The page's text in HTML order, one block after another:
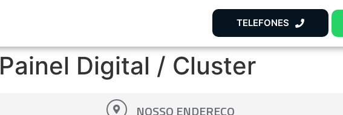
TELEFONES
Painel Digital / Cluster
NOSSO ENDEREÇO